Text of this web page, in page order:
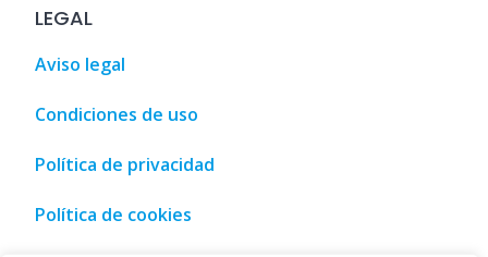
LEGAL
Aviso legal
Condiciones de uso
Política de privacidad
Política de cookies